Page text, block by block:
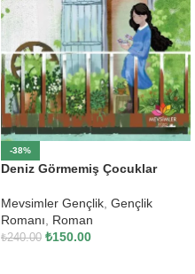
-38%
Deniz Görmemiş Çocuklar
Mevsimler Gençlik Gençlik
Romanı
Roman
₺240.00 ₺150.00